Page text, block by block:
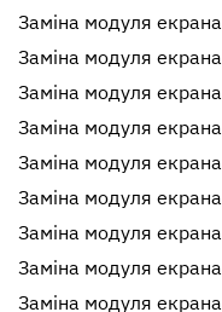
Заміна модуля екрана
Заміна модуля екрана
Заміна модуля екрана
Заміна модуля екрана
Заміна модуля екрана
Заміна модуля екрана
Заміна модуля екрана
Заміна модуля екрана
Заміна модуля екрана